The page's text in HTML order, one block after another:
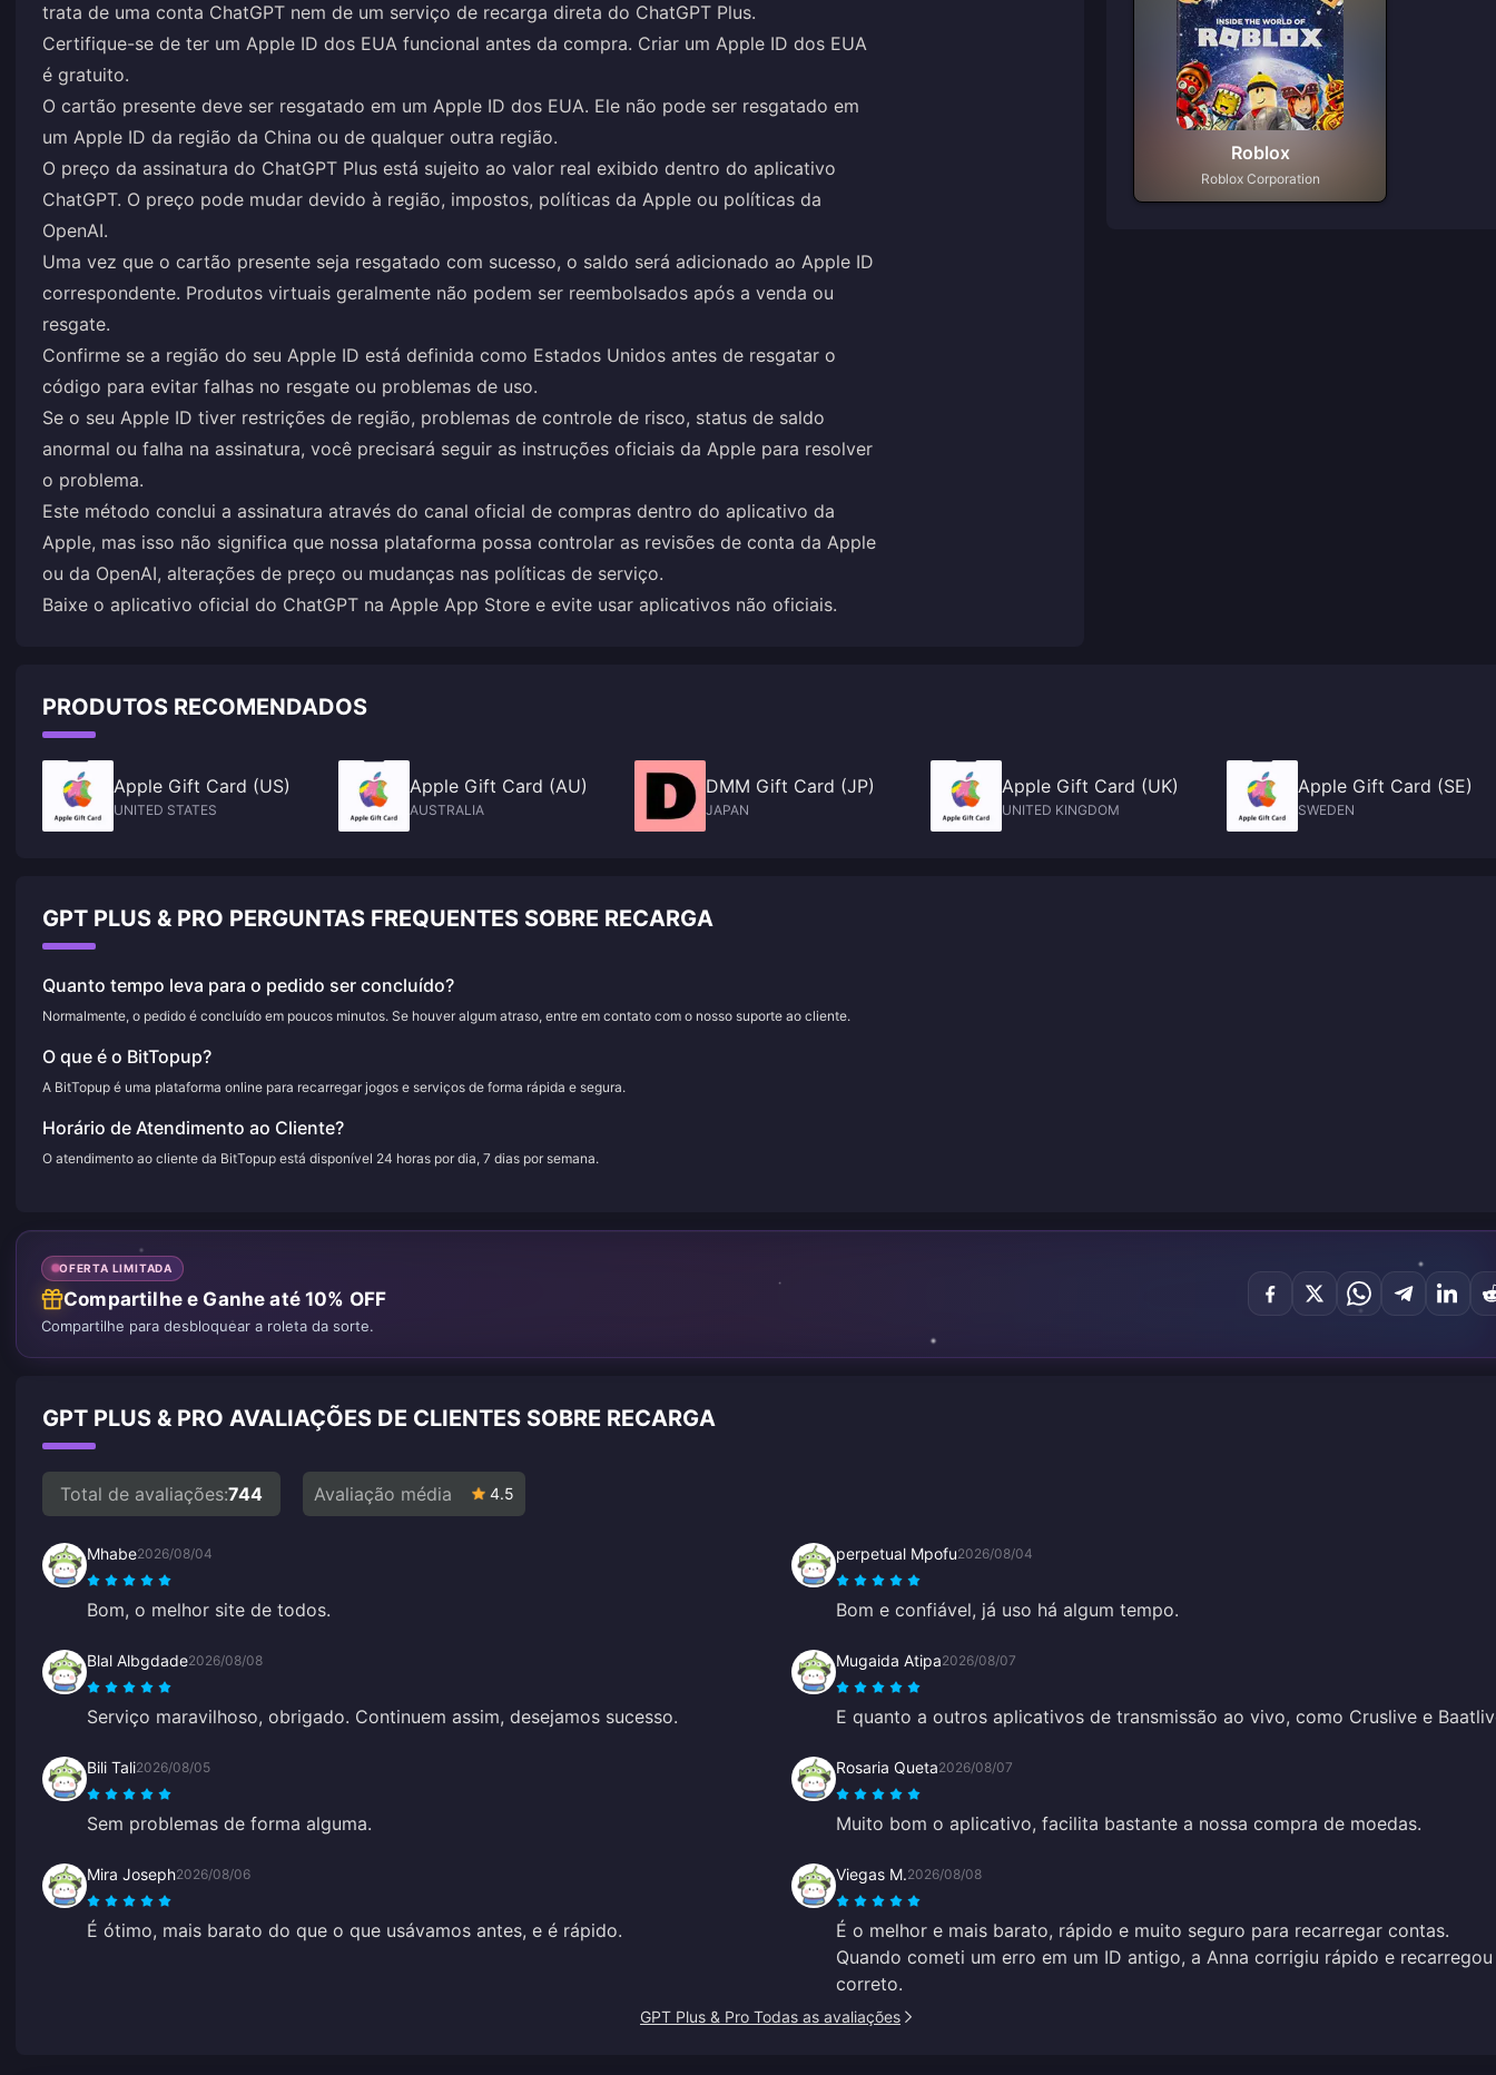
trata de uma conta ChatGPT nem de um serviço de recarga direta do ChatGPT Plus.
Certifique-se de ter um Apple ID dos EUA funcional antes da compra. Criar um Apple ID dos EUA
é gratuito.
O cartão presente deve ser resgatado em um Apple ID dos EUA. Ele não pode ser resgatado em
um Apple ID da região da China ou de qualquer outra região.
O preço da assinatura do ChatGPT Plus está sujeito ao valor real exibido dentro do aplicativo
ChatGPT. O preço pode mudar devido à região, impostos, políticas da Apple ou políticas da
OpenAI.
Uma vez que o cartão presente seja resgatado com sucesso, o saldo será adicionado ao Apple ID
correspondente. Produtos virtuais geralmente não podem ser reembolsados após a venda ou
resgate.
Confirme se a região do seu Apple ID está definida como Estados Unidos antes de resgatar o
código para evitar falhas no resgate ou problemas de uso.
Se o seu Apple ID tiver restrições de região, problemas de controle de risco, status de saldo
anormal ou falha na assinatura, você precisará seguir as instruções oficiais da Apple para resolver
o problema.
Este método conclui a assinatura através do canal oficial de compras dentro do aplicativo da
Apple, mas isso não significa que nossa plataforma possa controlar as revisões de conta da Apple
ou da OpenAI, alterações de preço ou mudanças nas políticas de serviço.
Baixe o aplicativo oficial do ChatGPT na Apple App Store e evite usar aplicativos não oficiais.
Roblox
Roblox Corporation
PRODUTOS RECOMENDADOS
Apple Gift Card (US)
UNITED STATES
Apple Gift Card (AU)
AUSTRALIA
DMM Gift Card (JP)
JAPAN
Apple Gift Card (UK)
UNITED KINGDOM
Apple Gift Card (SE)
SWEDEN
GPT PLUS & PRO PERGUNTAS FREQUENTES SOBRE RECARGA
Quanto tempo leva para o pedido ser concluído?
Normalmente, o pedido é concluído em poucos minutos. Se houver algum atraso, entre em contato com o nosso suporte ao cliente.
O que é o BitTopup?
A BitTopup é uma plataforma online para recarregar jogos e serviços de forma rápida e segura.
Horário de Atendimento ao Cliente?
O atendimento ao cliente da BitTopup está disponível 24 horas por dia, 7 dias por semana.
OFERTA LIMITADA
Compartilhe e Ganhe até 10% OFF
Compartilhe para desbloquear a roleta da sorte.
GPT PLUS & PRO AVALIAÇÕES DE CLIENTES SOBRE RECARGA
Total de avaliações:744 Avaliação média 4.5
Mhabe2026/08/04
Bom, o melhor site de todos.
perpetual Mpofu2026/08/04
Bom e confiável, já uso há algum tempo.
Blal Albgdade2026/08/08
Serviço maravilhoso, obrigado. Continuem assim, desejamos sucesso.
Mugaida Atipa2026/08/07
E quanto a outros aplicativos de transmissão ao vivo, como Cruslive e
Bili Tali2026/08/05
Sem problemas de forma alguma.
Rosaria Queta2026/08/07
Muito bom o aplicativo, facilita bastante a nossa compra de moedas.
Mira Joseph2026/08/06
É ótimo, mais barato do que o que usávamos antes, e é rápido.
Viegas M.2026/08/08
É o melhor e mais barato, rápido e muito seguro para recarregar contas.
Quando cometi um erro em um ID antigo, a Anna corrigiu rápido e
correto.
GPT Plus & Pro Todas as avaliações